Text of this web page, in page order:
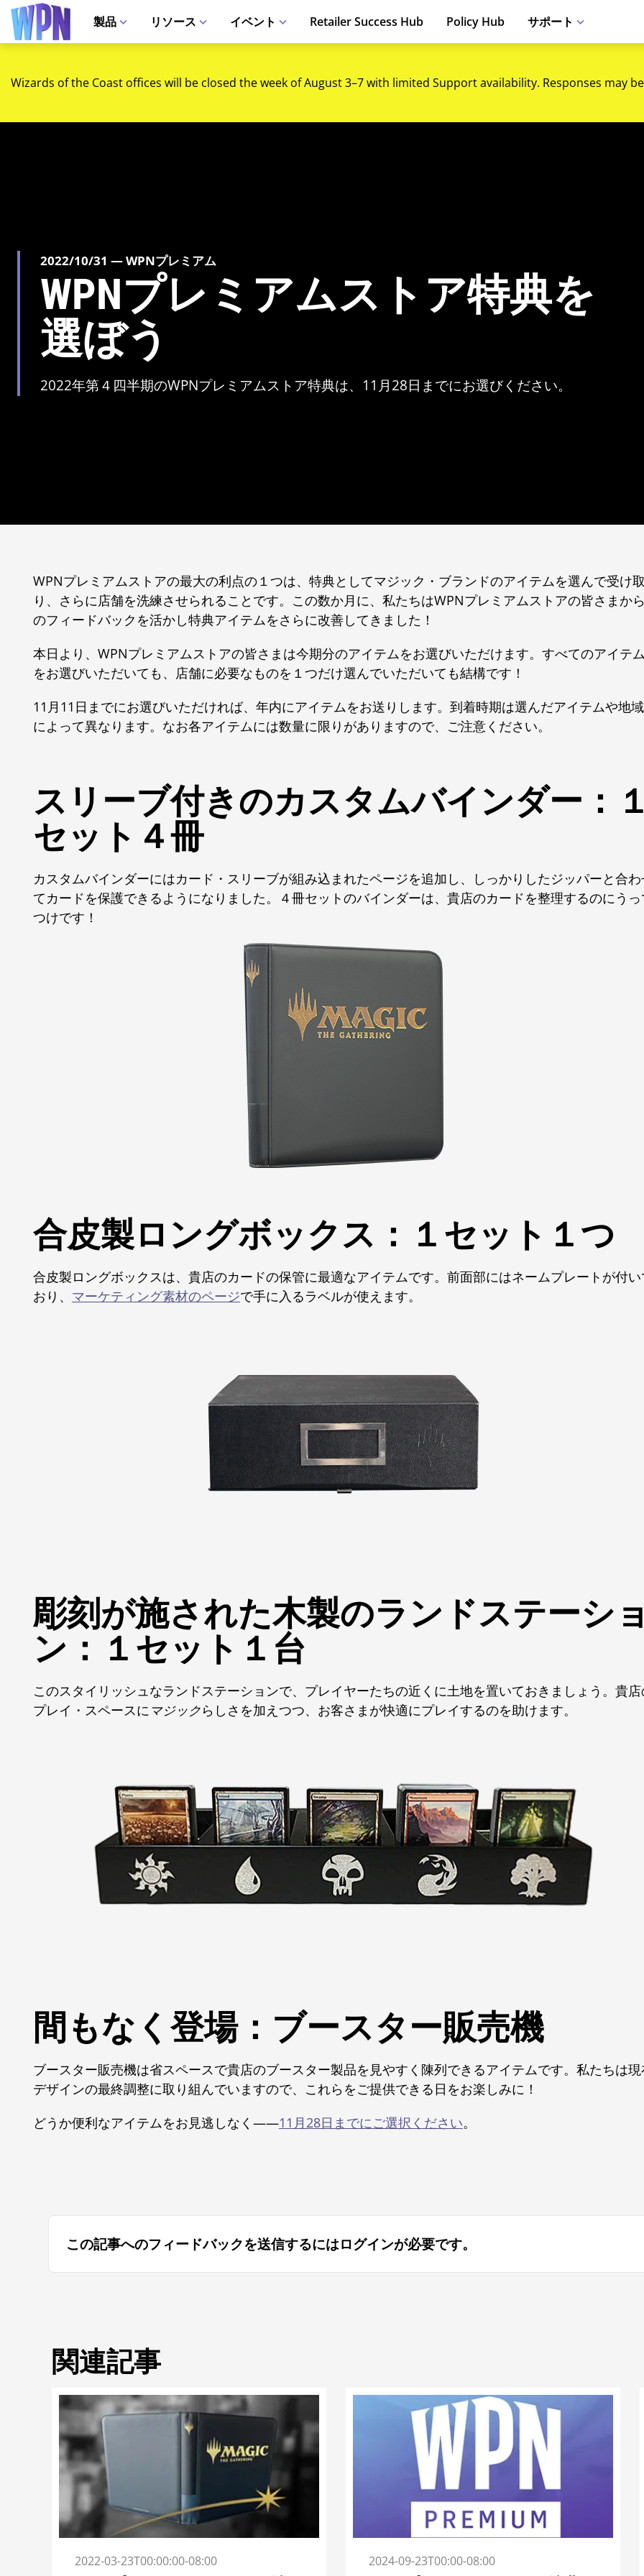
製品 リソース イベント Retailer Success Hub Policy Hub サポート
Wizards of the Coast offices will be closed the week of August 3–7 with limited Support availability. Responses may
2022/10/31 — WPNプレミアム
WPNプレミアムストア特典を
選ぼう
2022年第４四半期のWPNプレミアムストア特典は、11月28日までにお選びください。
WPNプレミアムストアの最大の利点の１つは、特典としてマジック・ブランドのアイテムを選んで受け
り、さらに店舗を洗練させられることです。この数か月に、私たちはWPNプレミアムストアの皆さまか
のフィードバックを活かし特典アイテムをさらに改善してきました！
本日より、WPNプレミアムストアの皆さまは今期分のアイテムをお選びいただけます。すべてのアイテ
をお選びいただいても、店舗に必要なものを１つだけ選んでいただいても結構です！
11月11日までにお選びいただければ、年内にアイテムをお送りします。到着時期は選んだアイテムや地域
によって異なります。なお各アイテムには数量に限りがありますので、ご注意ください。
スリーブ付きのカスタムバインダー：
セット４冊
カスタムバインダーにはカード・スリーブが組み込まれたページを追加し、しっかりしたジッパーと合
てカードを保護できるようになりました。４冊セットのバインダーは、貴店のカードを整理するのにう
つけです！
合皮製ロングボックス：１セット１つ
合皮製ロングボックスは、貴店のカードの保管に最適なアイテムです。前面部にはネームプレートが付
おり、 マーケティング素材のページで手に入るラベルが使えます。
彫刻が施された木製のランドステーシ
ン：１セット１台
このスタイリッシュなランドステーションで、プレイヤーたちの近くに土地を置いておきましょう。貴
プレイ・スペースにマジックらしさを加えつつ、お客さまが快適にプレイするのを助けます。
間もなく登場：ブースター販売機
ブースター販売機は省スペースで貴店のブースター製品を見やすく陳列できるアイテムです。私たちは
デザインの最終調整に取り組んでいますので、これらをご提供できる日をお楽しみに！
どうか便利なアイテムをお見逃しなく――11月28日までにご選択ください。
この記事へのフィードバックを送信するにはログインが必要です。
関連記事
2022-03-23T00:00:00-08:00 2024-09-23T00:00-08:00